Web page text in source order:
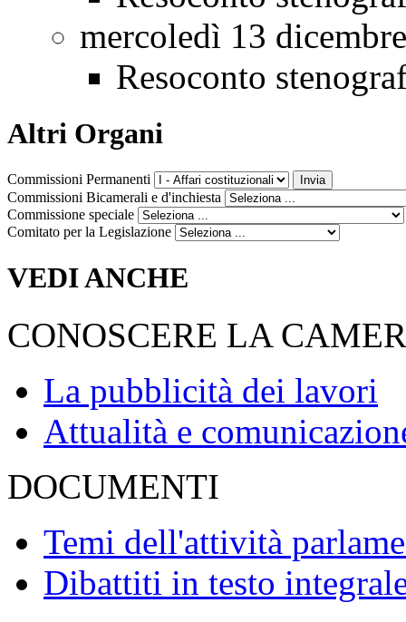
mercoledì 13
Resoconto
Altri Organi
Commissioni Permanenti
Commissioni Bicamerali e d'inchiesta
Commissione speciale
Comitato per la Legislazione
VEDI ANCHE
CONOSCERE LA
La pubblicità dei lavori
Attualità e
DOCUMENTI
Temi dell'attività
Dibattiti in testo